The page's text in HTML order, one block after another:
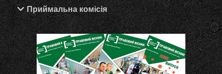
Приймальна комісія